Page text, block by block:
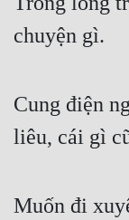
chuyện gì.
Cung điện
liêu, cái gì
Muốn đi